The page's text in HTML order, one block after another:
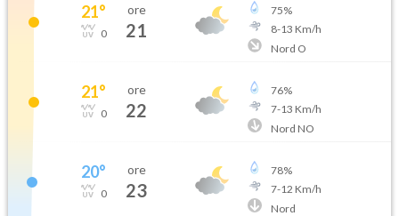
21°
0
ore
21
75%
8-13 Km/h
Nord O
21°
0
ore
22
76%
7-13 Km/h
Nord NO
20°
0
ore
23
78%
7-12 Km/h
Nord